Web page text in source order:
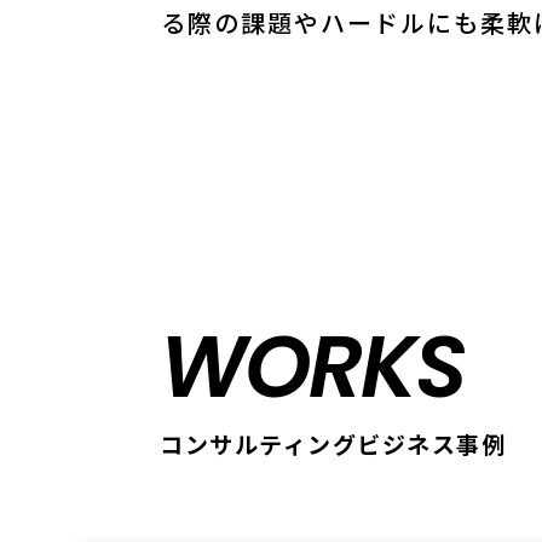
る際の課題やハードルにも柔軟
WORKS
コンサルティングビジネス事例